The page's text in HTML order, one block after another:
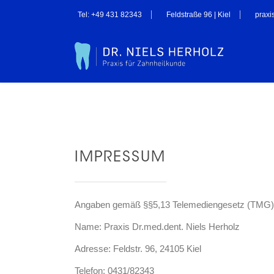
Tel: +49 431 82343 Feldstraße 96 | Kiel
IMPRESSUM
Angaben gemäß §§5,13 Telemediengesetz (TMG)
Name: Praxis Dr.med.dent. Niels Herholz
Adresse: Feldstr. 96, 24105 Kiel
Telefon: 0431/82343